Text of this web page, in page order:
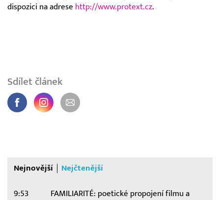
dispozici na adrese http://www.protext.cz.
Sdílet článek
Nejnovější Nejčtenější
9:53
FAMILIARITÉ: poetické propojení filmu a